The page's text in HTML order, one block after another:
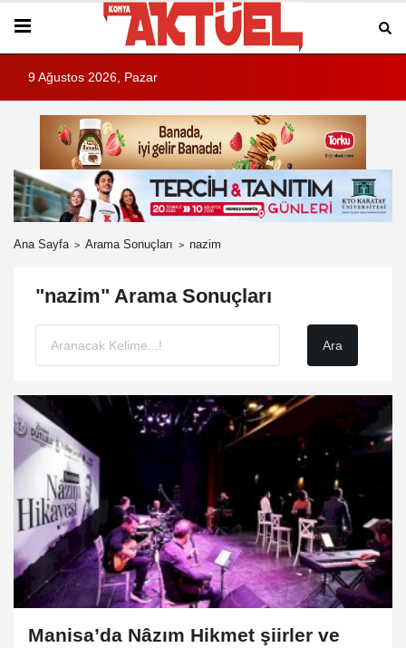
9 Ağustos 2026, Pazar
Ana Sayfa Arama Sonuçları nazim
"nazim" Arama Sonuçları
Manisa’da Nâzım Hikmet şiirler ve